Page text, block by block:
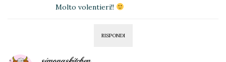
Molto volentieri!!
RISPONDI